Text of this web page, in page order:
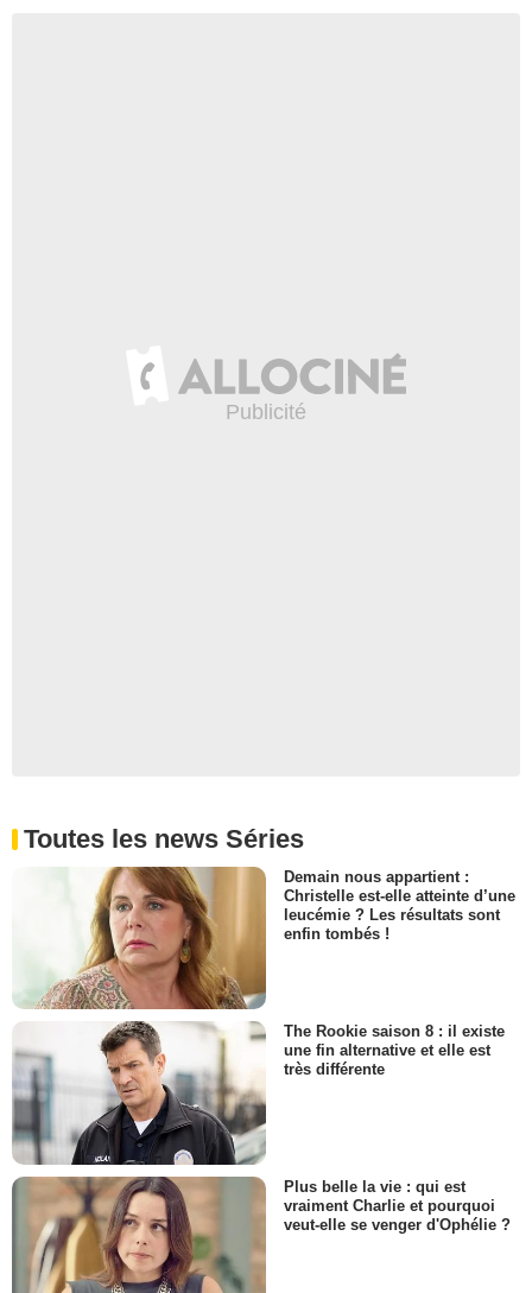
Toutes les news Séries
Demain nous appartient :
Christelle est-elle atteinte d’une
leucémie ? Les résultats sont
enfin tombés !
The Rookie saison 8 : il existe
une fin alternative et elle est
très différente
Plus belle la vie : qui est
vraiment Charlie et pourquoi
veut-elle se venger d'Ophélie ?